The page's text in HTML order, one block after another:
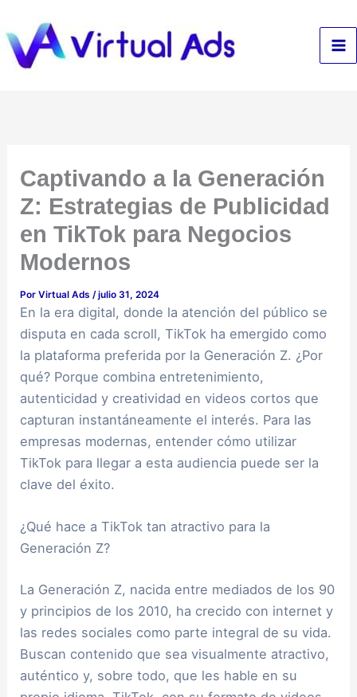
al
contenido
Captivando a la Generación
Z: Estrategias de Publicidad
en TikTok para Negocios
Modernos
PorVirtual Ads/julio 31, 2024
En la era digital, donde la atención del público se
disputa en cada scroll, TikTok ha emergido como
la plataforma preferida por la Generación Z. ¿Por
qué? Porque combina entretenimiento,
autenticidad y creatividad en videos cortos que
capturan instantáneamente el interés. Para las
empresas modernas, entender cómo utilizar
TikTok para llegar a esta audiencia puede ser la
clave del éxito.
¿Qué hace a TikTok tan atractivo para la
Generación Z?
La Generación Z, nacida entre mediados de los 90
y principios de los 2010, ha crecido con internet y
las redes sociales como parte integral de su vida.
Buscan contenido que sea visualmente atractivo,
auténtico y, sobre todo, que les hable en su